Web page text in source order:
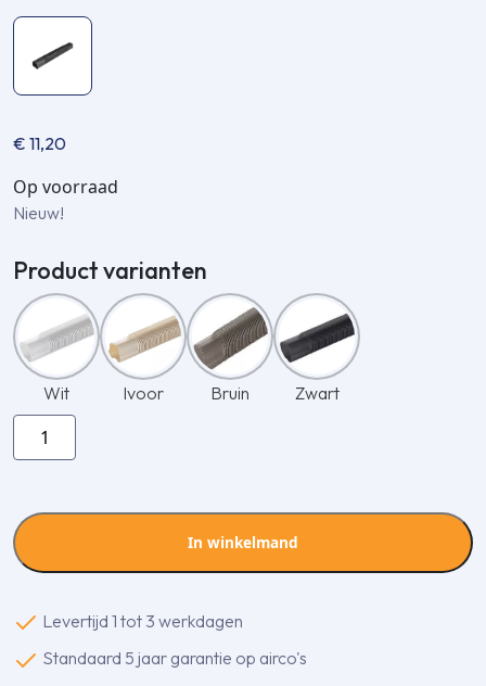
€ 11,20
Op voorraad
Nieuw!
Product varianten
Wit Ivoor Bruin
Zwart
Inaba
Denko
800-
A
aantal
In winkelmand
Levertijd 1 tot 3 werkdagen
Standaard 5 jaar garantie op airco's